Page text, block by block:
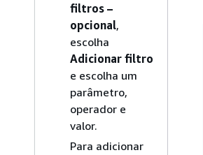
filtros –
opcional,
escolha
Adicionar filtro
e escolha um
parâmetro,
operador e
valor.
Para adicionar